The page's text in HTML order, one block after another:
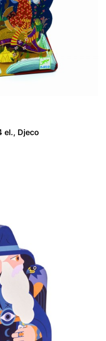
el., Djeco